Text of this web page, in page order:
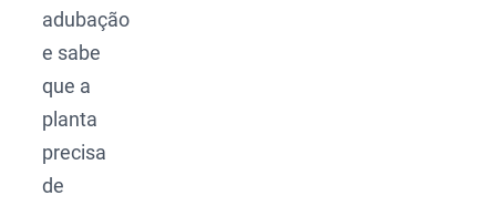
adubação
e sabe
que a
planta
precisa
de